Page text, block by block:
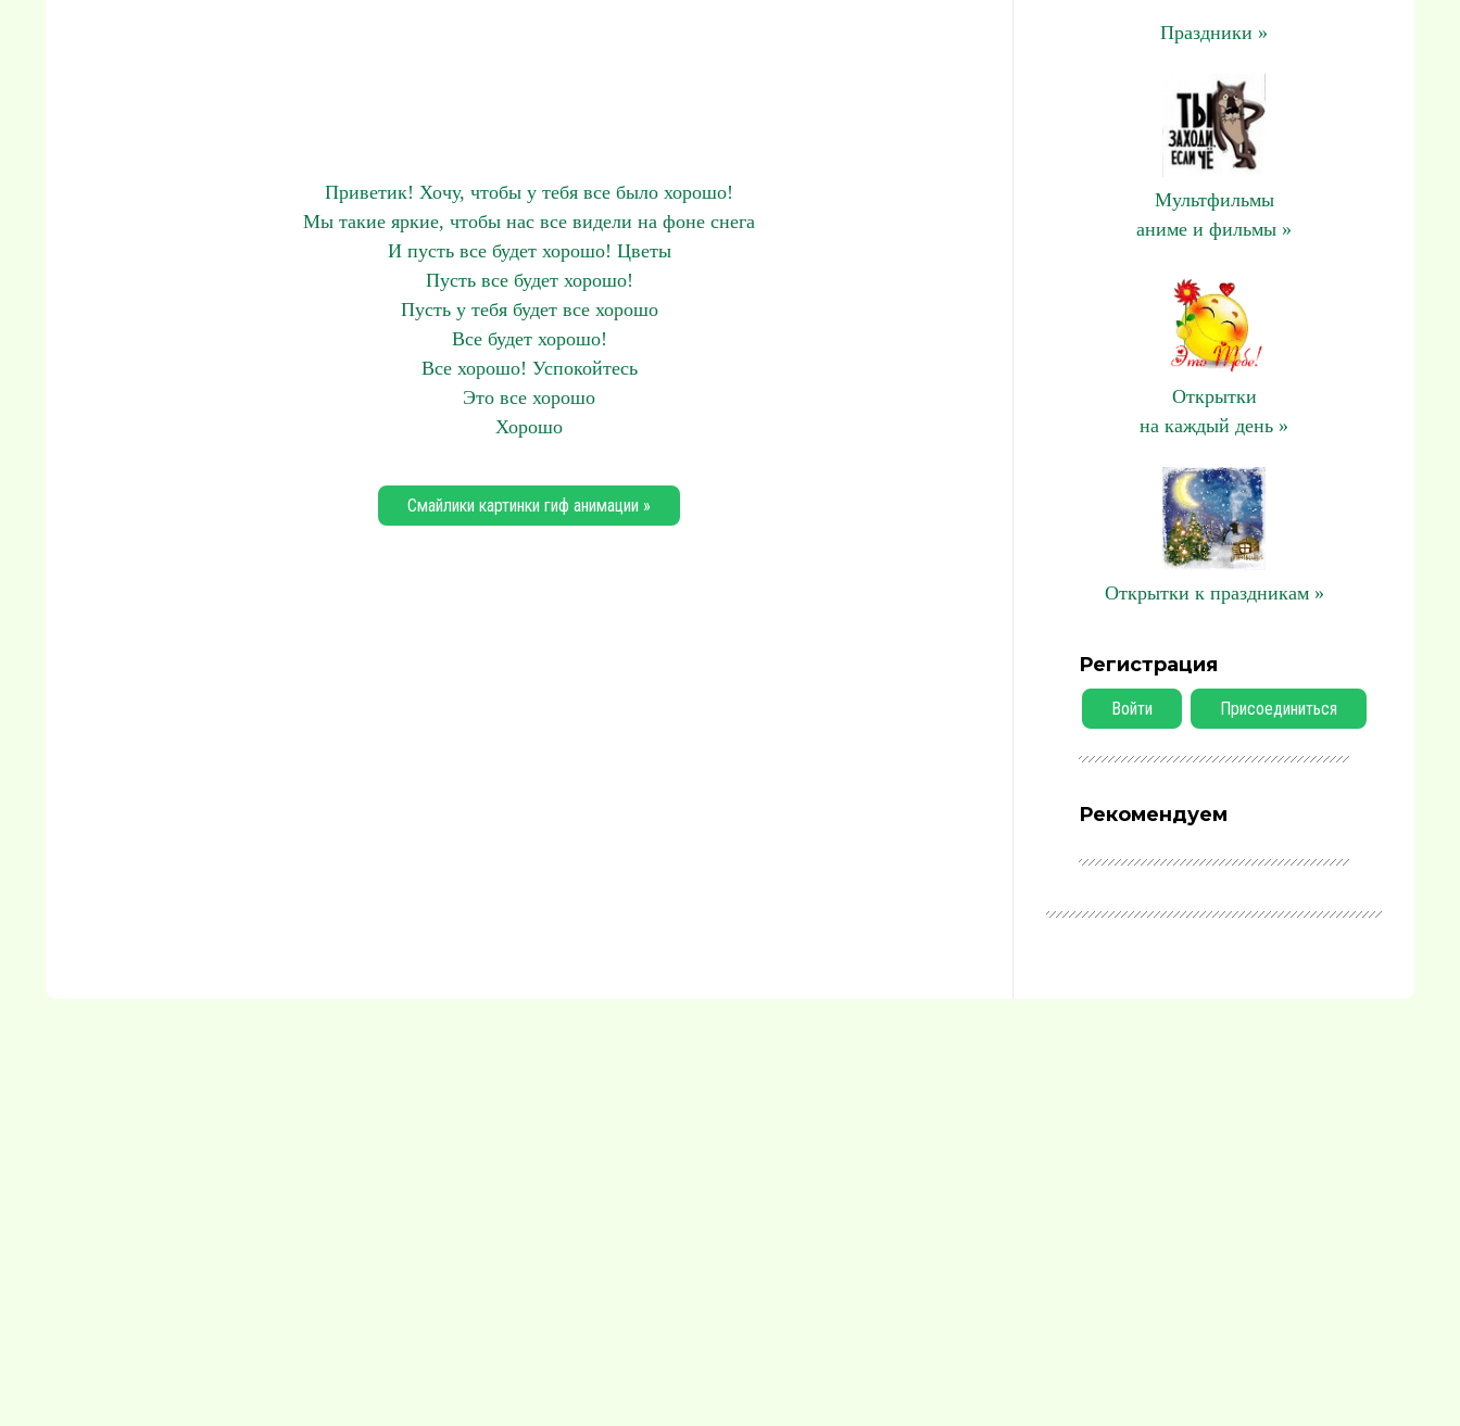
Приветик! Хочу, чтобы у тебя все было хорошо!
Мы такие яркие, чтобы нас все видели на фоне снега
И пусть все будет хорошо! Цветы
Пусть все будет хорошо!
Пусть у тебя будет все хорошо
Все будет хорошо!
Все хорошо! Успокойтесь
Это все хорошо
Хорошо
Смайлики картинки гиф анимации »
Праздники »
Мультфильмы
аниме и фильмы »
Открытки
на каждый день »
Открытки к праздникам »
Регистрация
Войти Присоединиться
Рекомендуем